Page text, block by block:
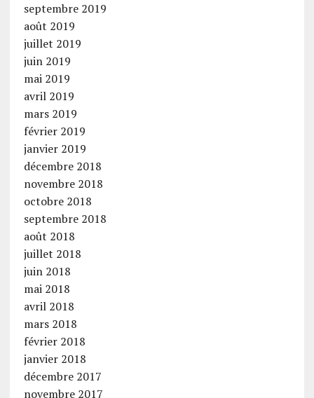
septembre 2019
août 2019
juillet 2019
juin 2019
mai 2019
avril 2019
mars 2019
février 2019
janvier 2019
décembre 2018
novembre 2018
octobre 2018
septembre 2018
août 2018
juillet 2018
juin 2018
mai 2018
avril 2018
mars 2018
février 2018
janvier 2018
décembre 2017
novembre 2017